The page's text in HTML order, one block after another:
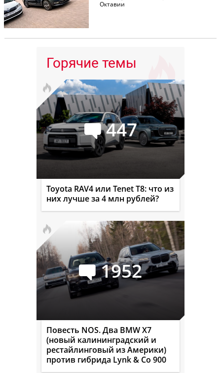
Октавии
Горячие темы
447
Toyota RAV4 или Tenet T8: что из
них лучше за 4 млн рублей?
1952
Повесть NOS. Два BMW X7
(новый калининградский и
рестайлинговый из Америки)
против гибрида Lynk & Co 900